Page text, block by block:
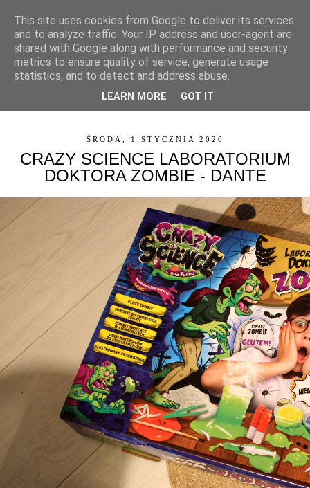
▼
ŚRODA, 1 STYCZNIA 2020
CRAZY SCIENCE LABORATORIUM
DOKTORA ZOMBIE - DANTE
This site uses cookies from Google to deliver its services
and to analyze traffic. Your IP address and user-agent are
shared with Google along with performance and security
metrics to ensure quality of service, generate usage
statistics, and to detect and address abuse.
LEARN MORE GOT IT